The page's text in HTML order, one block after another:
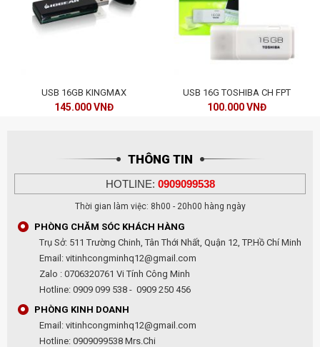
USB 16GB KINGMAX
145.000 VNĐ
USB 16G TOSHIBA CH FPT
100.000 VNĐ
THÔNG TIN
HOTLINE: 0909099538
Thời gian làm việc: 8h00 - 20h00 hàng ngày
PHÒNG CHĂM SÓC KHÁCH HÀNG
Trụ Sở: 511 Trường Chinh, Tân Thới Nhất, Quận 12, TP.Hồ Chí Minh
Email: vitinhcongminhq12@gmail.com
Zalo : 0706320761 Vi Tính Công Minh
Hotline: 0909 099 538 - 0909 250 456
PHÒNG KINH DOANH
Email: vitinhcongminhq12@gmail.com
Hotline: 0909099538 Mrs.Chi